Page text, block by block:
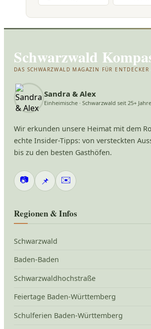
Schwarzwald
DAS SCHWARZWALD MAGAZIN FÜR ENTDECKER
Sandra & Alex
Einheimische · Schwarzwald seit 25+
Wir erkunden unsere Heimat mit dem
echte Insider-Tipps: von versteckten
bis zu den besten Gasthöfen.
📷 📌 ✉️
Regionen & Infos
Schwarzwald
Baden-Baden
Schwarzwaldhochstraße
Feiertage Baden-Württemberg
Schulferien Baden-Württemberg